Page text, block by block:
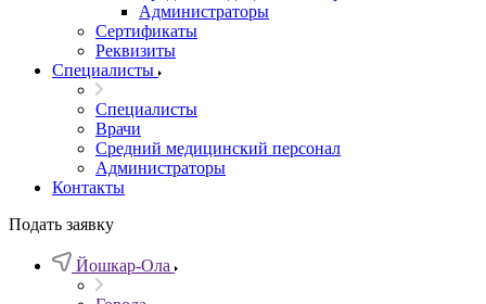
Администраторы
Сертификаты
Реквизиты
Специалисты
Специалисты
Врачи
Средний медицинский персонал
Администраторы
Контакты
Подать заявку
Йошкар-Ола